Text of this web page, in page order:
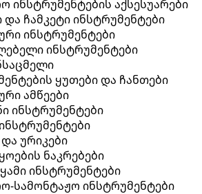
ინსტრუმენტების აქსესუარები
და ჩამკეტი ინსტრუმენტები
ინსტრუმენტები
ინსტრუმენტები
ყუთები და ჩანთები
ამწეები
ინსტრუმენტები
და ურიკები
ნაკრებები
ინსტრუმენტები
სამონტაჟო ინსტრუმენტები